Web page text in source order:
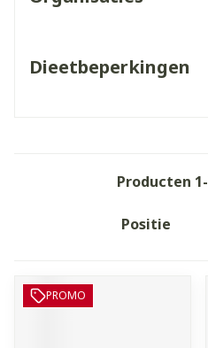
Dieetbeperkingen
Producten 1-
Sorteer op:
PROMO